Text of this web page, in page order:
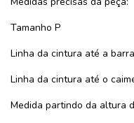
Tamanho P
Linha da cintura até a
Linha da cintura até o
Medida partindo da altura